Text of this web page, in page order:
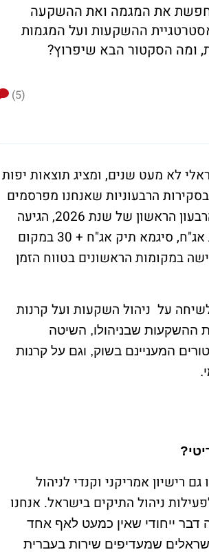
את המגמה ואת ההשקעה
ההשקעות ועל המגמות
ומה הסקטור הבא שיפרוץ?
(5)
לא מעט שנים, ומציג תוצאות יפות
הרבעוניות שאנחנו מפרסמים
על הסקטורים השונים. כך בסקירה הרבעונית האחרונה לסיכום הרבעון הראשון של שנת 2026, הגיעה
קרן סיגמא אג"ח לפדיון עד 2027 למקום השני בקטגוריית קרנות אג"ח, סיגמא תיק אג"ח + 30 במקום
וסיגמא גמישה במקומות הראשונים בטווח הזמן
על ניהול השקעות ועל קרנות
ההשקעות שבניהולו, השיטה
המעניינם בשוק, וגם על קרנות
רישיון אמריקני וקנדי לניהול
ניהול התיקים בישראל. אנחנו
דבר ייחודי שאין כמעט לאף אחד
שמעדיפים שירות בעברית